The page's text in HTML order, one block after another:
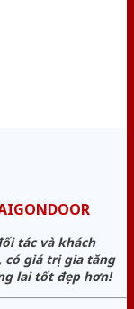
tác và khách
có giá trị gia tăng
lai tốt đẹp hơn!